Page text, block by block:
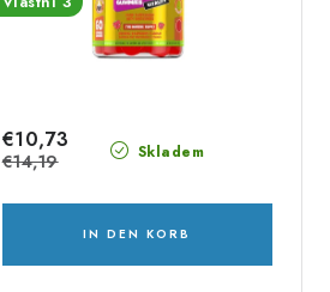
Skladem
€10,73
€14,19
IN DEN KORB